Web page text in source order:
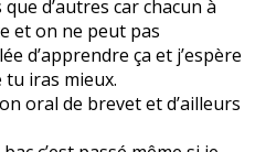
d’autres car chacun à
et on ne peut pas
d’apprendre ça et j’espère
iras mieux.
oral de brevet et d’ailleurs